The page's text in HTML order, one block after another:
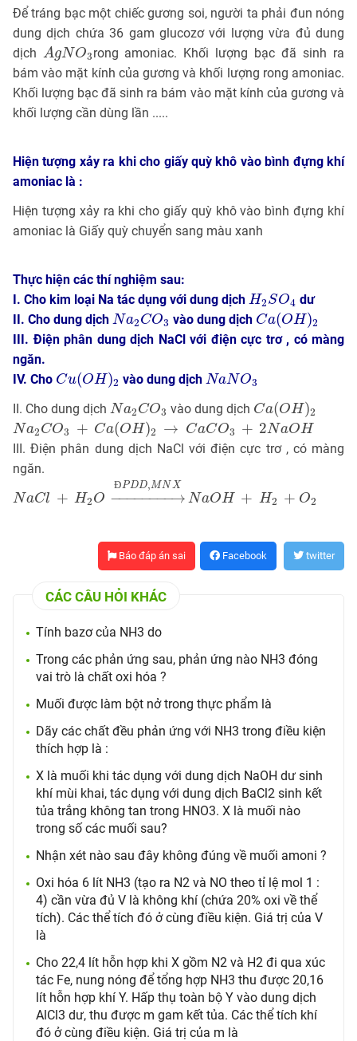
Để tráng bạc một chiếc gương soi, người ta phải đun nóng
dung dịch chứa 36 gam glucozơ với lượng vừa đủ dung
dịch AgNO3
AgNO3 rong amoniac. Khối lượng bạc đã sinh ra
bám vào mặt kính của gương và khối lượng rong amoniac.
Khối lượng bạc đã sinh ra bám vào mặt kính của gương và
khối lượng cần dùng lần .....
Hiện tượng xảy ra khi cho giấy quỳ khô vào bình đựng khí
amoniac là :
Hiện tượng xảy ra khi cho giấy quỳ khô vào bình đựng khí
amoniac là Giấy quỳ chuyển sang màu xanh
Thực hiện các thí nghiệm sau:
I. Cho kim loại Na tác dụng với dung dịch H2SO4
H2 SO4
dư
II. Cho dung dịch Na2CO3
Na2 CO3 vào dung dịch Ca(OH)2
Ca (OH)2
III. Điện phân dung dịch NaCl với điện cực trơ , có màng
ngăn.
IV. Cho Cu(OH)2
Cu (OH)2 vào dung dịch NaNO3
NaNO3
II. Cho dung dịch Na2CO3
Na2 CO3 vào dung dịch Ca(OH)2
Ca (OH)2
Na2CO3 + Ca(OH)2 → CaCO3 + 2NaOH
Na CO3 +C a(O H)2→ Ca C O3 2NaO H
III. Điện phân dung dịch NaCl với điện cực trơ , có màng
ngăn.
NaCl + H2O
NaCl+ H O ĐPDD,MNX
−−−−−−−−→
→ĐPDD,MN
NaOH + H2 + O2
NaOH+ H +O
Báo đáp án sai Facebook twitter
CÁC CÂU HỎI KHÁC
Tính bazơ của NH3 do
Trong các phản ứng sau, phản ứng nào NH3 đóng
vai trò là chất oxi hóa ?
Muối được làm bột nở trong thực phẩm là
Dãy các chất đều phản ứng với NH3 trong điều kiện
thích hợp là :
X là muối khi tác dụng với dung dịch NaOH dư sinh
khí mùi khai, tác dụng với dung dịch BaCl2 sinh kết
tủa trắng không tan trong HNO3. X là muối nào
trong số các muối sau?
Nhận xét nào sau đây không đúng về muối amoni ?
Oxi hóa 6 lít NH3 (tạo ra N2 và NO theo tỉ lệ mol 1 :
4) cần vừa đủ V là không khí (chứa 20% oxi về thể
tích). Các thể tích đó ở cùng điều kiện. Giá trị của V
là
Cho 22,4 lít hỗn hợp khi X gồm N2 và H2 đi qua xúc
tác Fe, nung nóng để tổng hợp NH3 thu được 20,16
lít hỗn hợp khí Y. Hấp thụ toàn bộ Y vào dung dịch
AlCl3 dư, thu được m gam kết tủa. Các thể tích khí
đó ở cùng điều kiện. Giá trị của m là